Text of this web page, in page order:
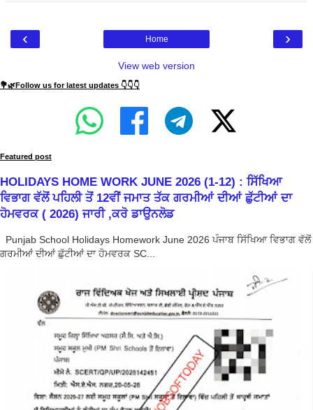
‹ ›
Home
View web version
💐🌿Follow us for latest updates 👇👇👇
Featured post
HOLIDAYS HOME WORK JUNE 2026 (1-12) : ਸਿੱਖਿਆ
ਵਿਭਾਗ ਵੱਲੋਂ ਪਹਿਲੀ ਤੋਂ 12ਵੀਂ ਜਮਾਤ ਤੱਕ ਗਰਮੀਆਂ ਦੀਆਂ ਛੁੱਟੀਆਂ ਦਾ
ਹੋਮਵਰਕ ( 2026) ਜਾਰੀ ,ਕਰੋ ਡਾਉਨਲੋਡ
Punjab School Holidays Homework June 2026 ਪੰਜਾਬ ਸਿੱਖਿਆ ਵਿਭਾਗ ਵੱਲੋਂ
ਗਰਮੀਆਂ ਦੀਆਂ ਛੁੱਟੀਆਂ ਦਾ ਹੋਮਵਰਕ SC...